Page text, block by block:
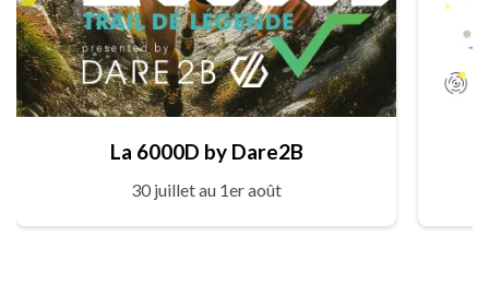
La 6000D by Dare2B
30 juillet au 1er août